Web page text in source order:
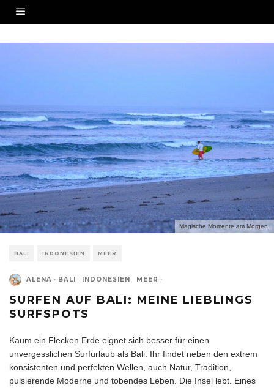
Magische Momente am Morgen.
BALI INDONESIEN MEER
ALENA · BALI INDONESIEN MEER ·
SURFEN AUF BALI: MEINE LIEBLINGS
SURFSPOTS
Kaum ein Flecken Erde eignet sich besser für einen
unvergesslichen Surfurlaub als Bali. Ihr findet neben den extrem
konsistenten und perfekten Wellen , auch Natur, Tradition,
pulsierende Moderne und tobendes Leben. Die Insel lebt. Eines